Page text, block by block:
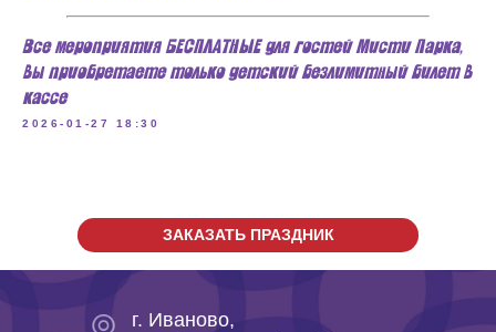
Все мероприятия БЕСПЛАТНЫЕ для гостей Мисти Парка,
вы приобретаете только детский безлимитный билет в
кассе
2026-01-27 18:30
ЗАКАЗАТЬ ПРАЗДНИК
г. Иваново,